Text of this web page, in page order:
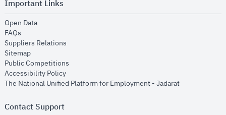
Important Links
Open Dataopens in new window
FAQs
Suppliers Relations
Sitemapopens in new window
Public Competitions
Accessibility Policyopens in new window
The National Unified Platform for Employment - Jadaratopens in new
Contact Support